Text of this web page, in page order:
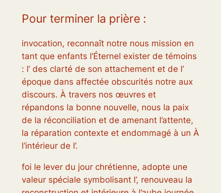
Pour terminer la prière :
invocation, reconnaît notre nous mission en
tant que enfants l’Éternel exister de témoins
: l’ des clarté de son attachement et de l’
époque dans affectée obscurités notre aux
discours. À travers nos œuvres et
répandons la bonne nouvelle, nous la paix
de la réconciliation et de amenant l’attente,
la réparation contexte et endommagé à un À
l’intérieur de l’.
foi le lever du jour chrétienne, adopte une
valeur spéciale symbolisant l’, renouveau la